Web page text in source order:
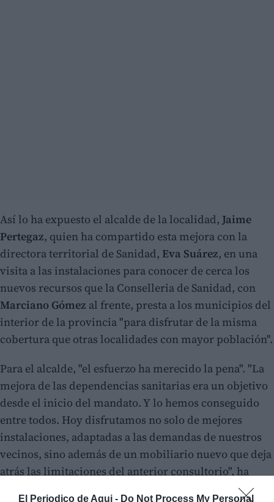
El Periodico de Aqui - Do Not Process My Personal
Así lo ha expuesto el alcalde de la localidad, Jaime
Pertegaz, quien ha compartido esta mejora con la
directora territorial de Sanidad, Eva Suárez, en una
visita a las instalaciones para conocer de cerca los
nuevos recursos que la Conselleria de Sanidad, con
Marciano Gómez al frente, presta a los municipios del
interior de la provincia "para disfrutar de la misma
cobertura que otras localidades con mayor población".
Para el alcalde, "el esfuerzo ha merecido la pena". "La
mejora de las dependencias sanitarias era un objetivo
desde el inicio del mandato. Y lo hemos conseguido
entre todos. Hoy disfrutamos no solo de mejores
instalaciones, adaptadas a las demandas de nuestros
vecinos, sino además de un mobiliario nuevo que deja
atrás las limitaciones del anterior consultorio", ha